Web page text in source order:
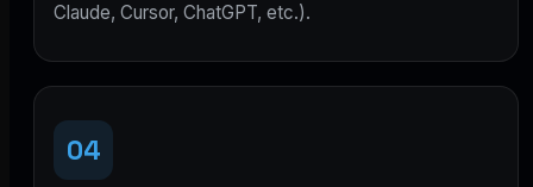
Claude, Cursor, ChatGPT, etc.).
04